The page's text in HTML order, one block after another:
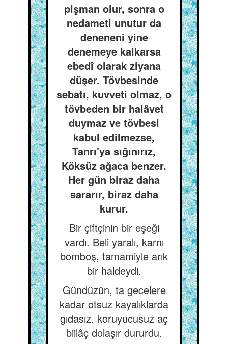
pişman olur, sonra o
nedameti unutur da
deneneni yine
denemeye kalkarsa
ebedî olarak ziyana
düşer. Tövbesinde
sebatı, kuvveti olmaz, o
tövbeden bir halâvet
duymaz ve tövbesi
kabul edilmezse,
Tanrı'ya sığınırız,
Köksüz ağaca benzer.
Her gün biraz daha
sararır, biraz daha
kurur.
Bir çiftçinin bir eşeği
vardı. Beli yaralı, karnı
bomboş, tamamiyle arık
bir haldeydi.
Gündüzün, ta gecelere
kadar otsuz kayalıklarda
gıdasız, koruyucusuz aç
biilâç dolaşır dururdu.